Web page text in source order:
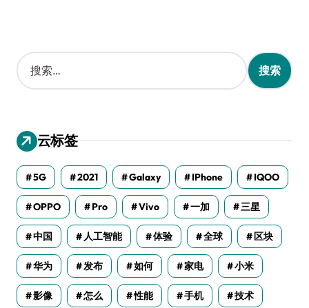
搜
索
：
云标签
5G 2021 Galaxy IPhone IQOO
OPPO Pro Vivo 一加 三星
中国 人工智能 体验 全球 区块
华为 发布 如何 家电 小米
影像 怎么 性能 手机 技术